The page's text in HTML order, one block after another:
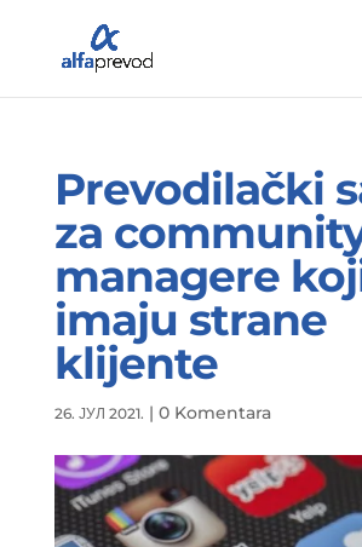
Prevodilački
za
managere
imaju strane
klijente
26. ЈУЛ 2021. | 0 Komentara